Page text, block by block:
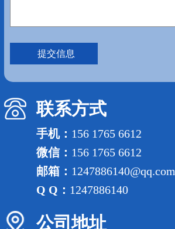
联系方式
手机： 156 1765 6612
微信： 156 1765 6612
邮箱： 1247886140@qq.com
Q Q： 1247886140
公司地址